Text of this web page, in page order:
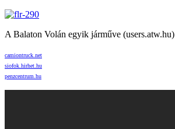
A Balaton Volán egyik járműve (users.atw.hu)
camiontruck.net
siofok.hirhet.hu
penzcentrum.hu